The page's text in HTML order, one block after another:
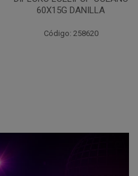
60X15G DANILLA
Código: 258620